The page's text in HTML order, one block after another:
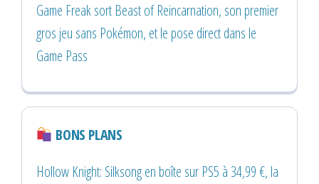
Game Freak sort Beast of Reincarnation, son premier
gros jeu sans Pokémon, et le pose direct dans le
Game Pass
BONS PLANS
Hollow Knight: Silksong en boîte sur PS5 à 34,99 €, la